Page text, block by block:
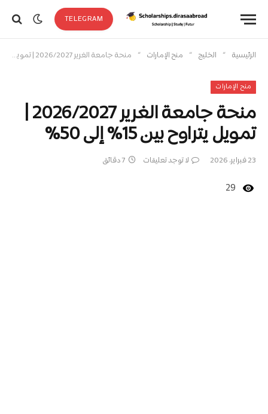
TELEGRAM
الرئيسية » الخليج » منح الإمارات » منحة جامعة الغرير 2026/2027 | تمويل يتراوح بين 15% إلى 50%
منح الإمارات
منحة جامعة الغرير 2026/2027 |
تمويل يتراوح بين 15% إلى 50%
23 فبراير، 2026 لا توجد تعليقات 7 دقائق
29